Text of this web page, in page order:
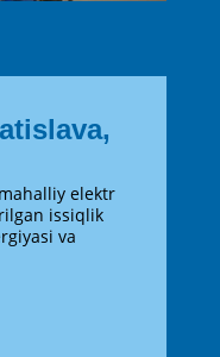
elektr
issiqlik
va